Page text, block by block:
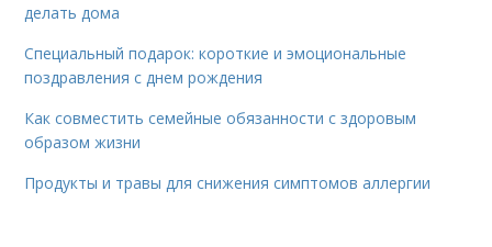
делать дома
Специальный подарок: короткие и эмоциональные
поздравления с днем рождения
Как совместить семейные обязанности с здоровым
образом жизни
Продукты и травы для снижения симптомов аллергии